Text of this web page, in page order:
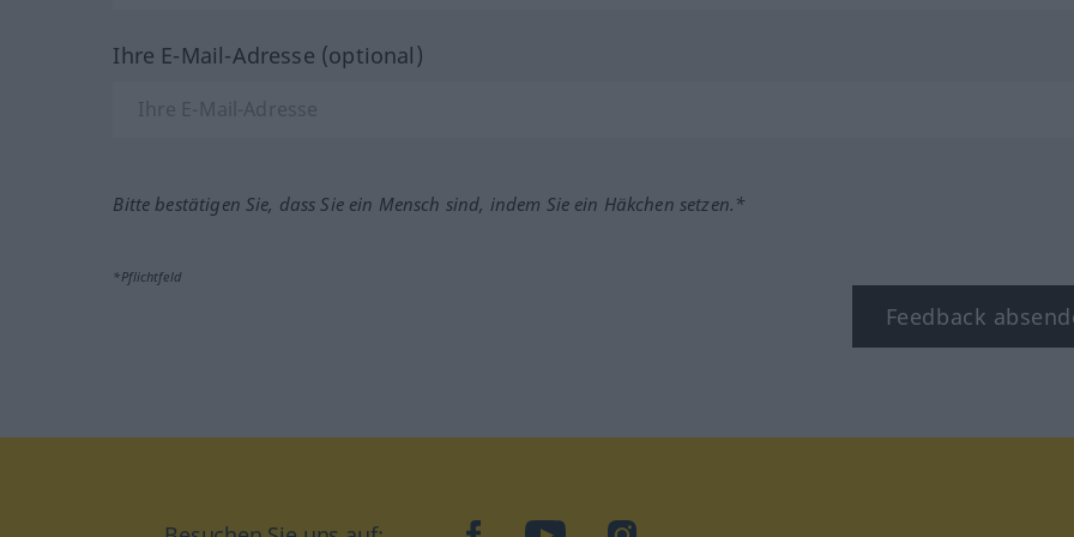
Ihre E-Mail-Adresse (optional)
Bitte bestätigen Sie, dass Sie ein Mensch sind, indem Sie ein Häkchen setzen.*
*Pflichtfeld
Feedback